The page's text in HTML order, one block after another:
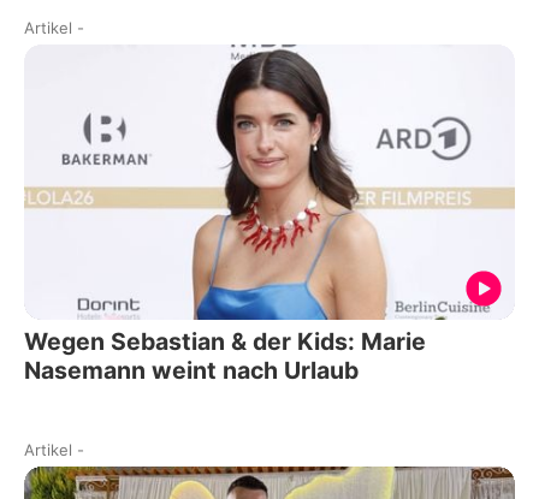
Artikel -
Wegen Sebastian & der Kids: Marie
Nasemann weint nach Urlaub
Artikel -